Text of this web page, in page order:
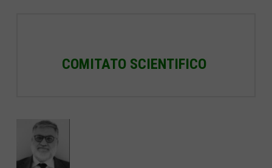
COMITATO SCIENTIFICO